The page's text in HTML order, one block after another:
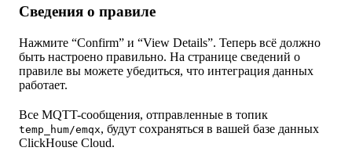
Сведения о правиле
Нажмите “Confirm” и “View Details”. Теперь всё должно
быть настроено правильно. На странице сведений о
правиле вы можете убедиться, что интеграция данных
работает.
Все MQTT-сообщения, отправленные в топик
temp_hum/emqx, будут сохраняться в вашей базе данных
ClickHouse Cloud.